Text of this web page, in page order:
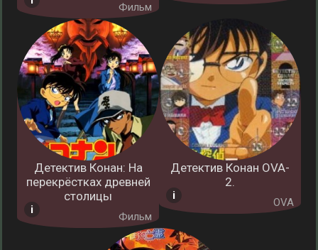
Фильм
Детектив Конан: На
перекрёстках древней
столицы
Фильм
Детектив Конан OVA-
2.
OVA